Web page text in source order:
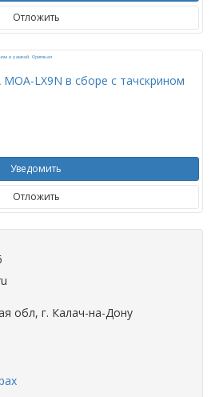
Отложить
LX9N в сборе с тачскрином
Уведомить
Отложить
обл, г. Калач-на-Дону